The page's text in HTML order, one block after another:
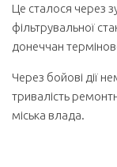
Це сталося через
фільтрувальної
донеччан
Через бойові дії
тривалість
міська влада.